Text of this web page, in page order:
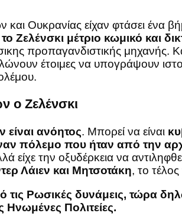
Ουκρανίας είχαν φτάσει ένα
μέτριο κωμικό και
προπαγανδιστικής μηχανής.
έτοιμες να υπογράψουν
ο Ζελένσκι
είναι ανόητος. Μπορεί να είναι
πόλεμο που ήταν από την
είχε την οξυδέρκεια να
Λάιεν και Μητσοτάκη, το
Ρωσικές δυνάμεις, τώρα
Πολιτείες.